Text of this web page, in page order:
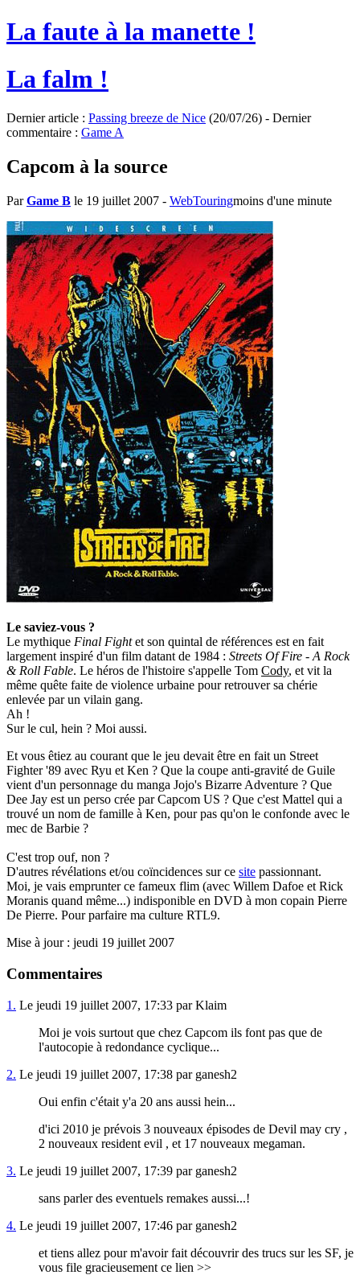
La faute à la manette !
La falm !
Dernier article : Passing breeze de Nice (20/07/26) - Dernier
commentaire : Game A
Capcom à la source
ParGame B le 19 juillet 2007 - WebTouringmoins d'une minute
Le saviez-vous ?
Le mythique Final Fightet son quintal de références est en fait
largement inspiré d'un film datant de 1984 : Streets Of Fire - A Rock
& Roll Fable. Le héros de l'histoire s'appelle Tom Cody, et vit la
même quête faite de violence urbaine pour retrouver sa chérie
enlevée par un vilain gang.
Ah !
Sur le cul, hein ? Moi aussi.
Et vous êtiez au courant que le jeu devait être en fait un Street
Fighter '89 avec Ryu et Ken ? Que la coupe anti-gravité de Guile
vient d'un personnage du manga Jojo's Bizarre Adventure ? Que
Dee Jay est un perso crée par Capcom US ? Que c'est Mattel qui a
trouvé un nom de famille à Ken, pour pas qu'on le confonde avec le
mec de Barbie ?
C'est trop ouf, non ?
D'autres révélations et/ou coïncidences sur ce site passionnant.
Moi, je vais emprunter ce fameux flim (avec Willem Dafoe et Rick
Moranis quand même...) indisponible en DVD à mon copain Pierre
De Pierre. Pour parfaire ma culture RTL9.
Mise à jour : jeudi 19 juillet 2007
Commentaires
1. Le jeudi 19 juillet 2007, 17:33 par Klaim
Moi je vois surtout que chez Capcom ils font pas que de
l'autocopie à redondance cyclique...
2. Le jeudi 19 juillet 2007, 17:38 par ganesh2
Oui enfin c'était y'a 20 ans aussi hein...
d'ici 2010 je prévois 3 nouveaux épisodes de Devil may cry ,
2 nouveaux resident evil , et 17 nouveaux megaman.
3. Le jeudi 19 juillet 2007, 17:39 par ganesh2
sans parler des eventuels remakes aussi...!
4. Le jeudi 19 juillet 2007, 17:46 par ganesh2
et tiens allez pour m'avoir fait découvrir des trucs sur les SF, je
vous file gracieusement ce lien >>